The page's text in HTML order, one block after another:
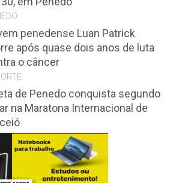
penedense Luan Patrick
após quase dois anos de luta
o câncer
de Penedo conquista segundo
na Maratona Internacional de